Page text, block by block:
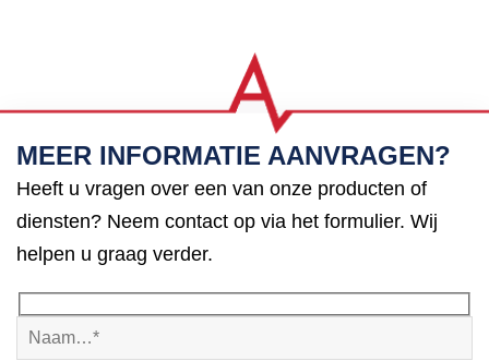
MEER INFORMATIE AANVRAGEN?
Heeft u vragen over een van onze producten of
diensten? Neem contact op via het formulier. Wij
helpen u graag verder.